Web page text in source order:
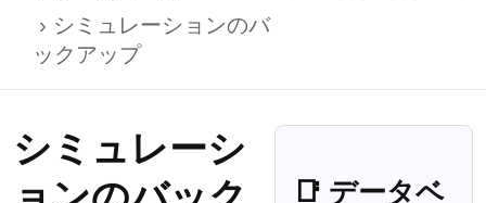
シミュレーションのバ
ックアップ
📑 データベ
シミュレーシ